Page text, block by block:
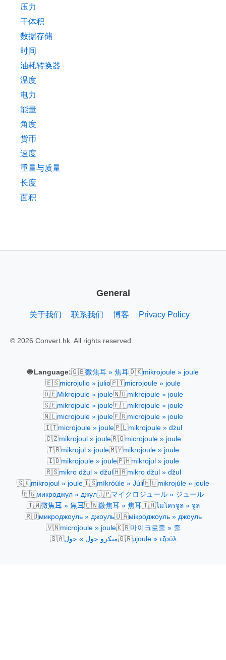
压力
干体积
数据存储
时间
油耗转换器
温度
电力
能量
角度
货币
速度
重量与质量
长度
面积
General
关于我们 联系我们 博客 Privacy Policy
© 2026 Convert.hk. All rights reserved.
🌐 Language:🇬🇧微焦耳 » 焦耳🇩🇰mikrojoule » joule
🇪🇸microjulio » julio🇵🇹microjoule » joule
🇩🇪Mikrojoule » joule🇳🇴mikrojoule » joule
🇸🇪mikrojoule » joule🇫🇮mikrojoule » joule
🇳🇱microjoule » joule🇫🇷microjoule » joule
🇮🇹microjoule » joule🇵🇱mikrojoule » dżul
🇨🇿mikrojoul » joule🇷🇴microjoule » joule
🇹🇷mikrojul » joule🇲🇾mikrojoule » joule
🇮🇩mikrojoule » joule🇵🇭mikrojul » joule
🇷🇸mikro džul » džul 🇭🇷mikro džul » džul
🇸🇰mikrojoul » joule🇮🇸míkróúle » Júli🇭🇺mikrojúle » joule
🇧🇬микроджул » джул🇯🇵マイクロジュール » ジュール
🇹🇼微焦耳 » 焦耳 🇨🇳微焦耳 » 焦耳🇹🇭ไมโครจูล » จูล
🇷🇺микроджоуль » джоуль🇺🇦мікроджоуль » джоуль
🇻🇳microjoule » joule🇰🇷마이크로줄 » 줄
🇸🇦ميكرو جول » جول🇬🇷μjoule » τζούλ